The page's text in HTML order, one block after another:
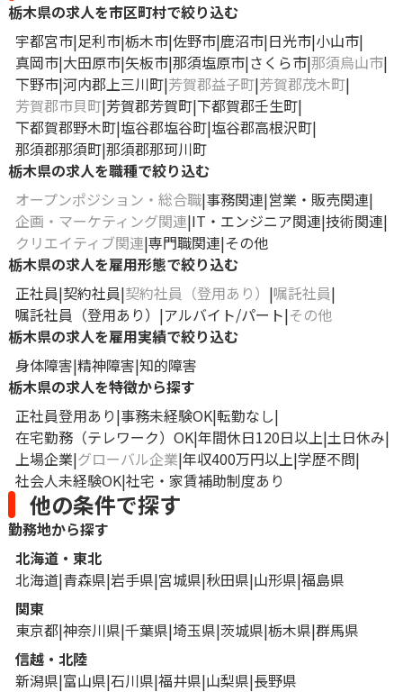
栃木県の求人を市区町村で絞り込む
宇都宮市 足利市 栃木市 佐野市 鹿沼市 日光市 小山市
真岡市 大田原市 矢板市 那須塩原市 さくら市 那須烏山市
下野市 河内郡上三川町 芳賀郡益子町 芳賀郡茂木町
芳賀郡市貝町 芳賀郡芳賀町 下都賀郡壬生町
下都賀郡野木町 塩谷郡塩谷町 塩谷郡高根沢町
那須郡那須町 那須郡那珂川町
栃木県の求人を職種で絞り込む
オープンポジション・総合職 事務関連 営業・販売関連
企画・マーケティング関連 IT・エンジニア関連 技術関連
クリエイティブ関連 専門職関連 その他
栃木県の求人を雇用形態で絞り込む
正社員 契約社員 契約社員（登用あり）
嘱託社員
嘱託社員（登用あり）
アルバイト/パート その他
栃木県の求人を雇用実績で絞り込む
身体障害 精神障害 知的障害
栃木県の求人を特徴から探す
正社員登用あり 事務未経験OK 転勤なし
在宅勤務（テレワーク）OK 年間休日120日以上 土日休み
上場企業 グローバル企業 年収400万円以上 学歴不問
社会人未経験OK 社宅・家賃補助制度あり
他の条件で探す
勤務地から探す
北海道・東北
北海道 青森県 岩手県 宮城県 秋田県 山形県 福島県
関東
東京都 神奈川県 千葉県 埼玉県 茨城県 栃木県 群馬県
信越・北陸
新潟県 富山県 石川県 福井県 山梨県 長野県